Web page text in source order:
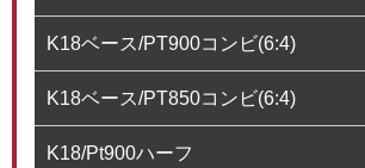
K18ベース/PT900コンビ(6:4)
K18ベース/PT850コンビ(6:4)
K18/Pt900ハーフ